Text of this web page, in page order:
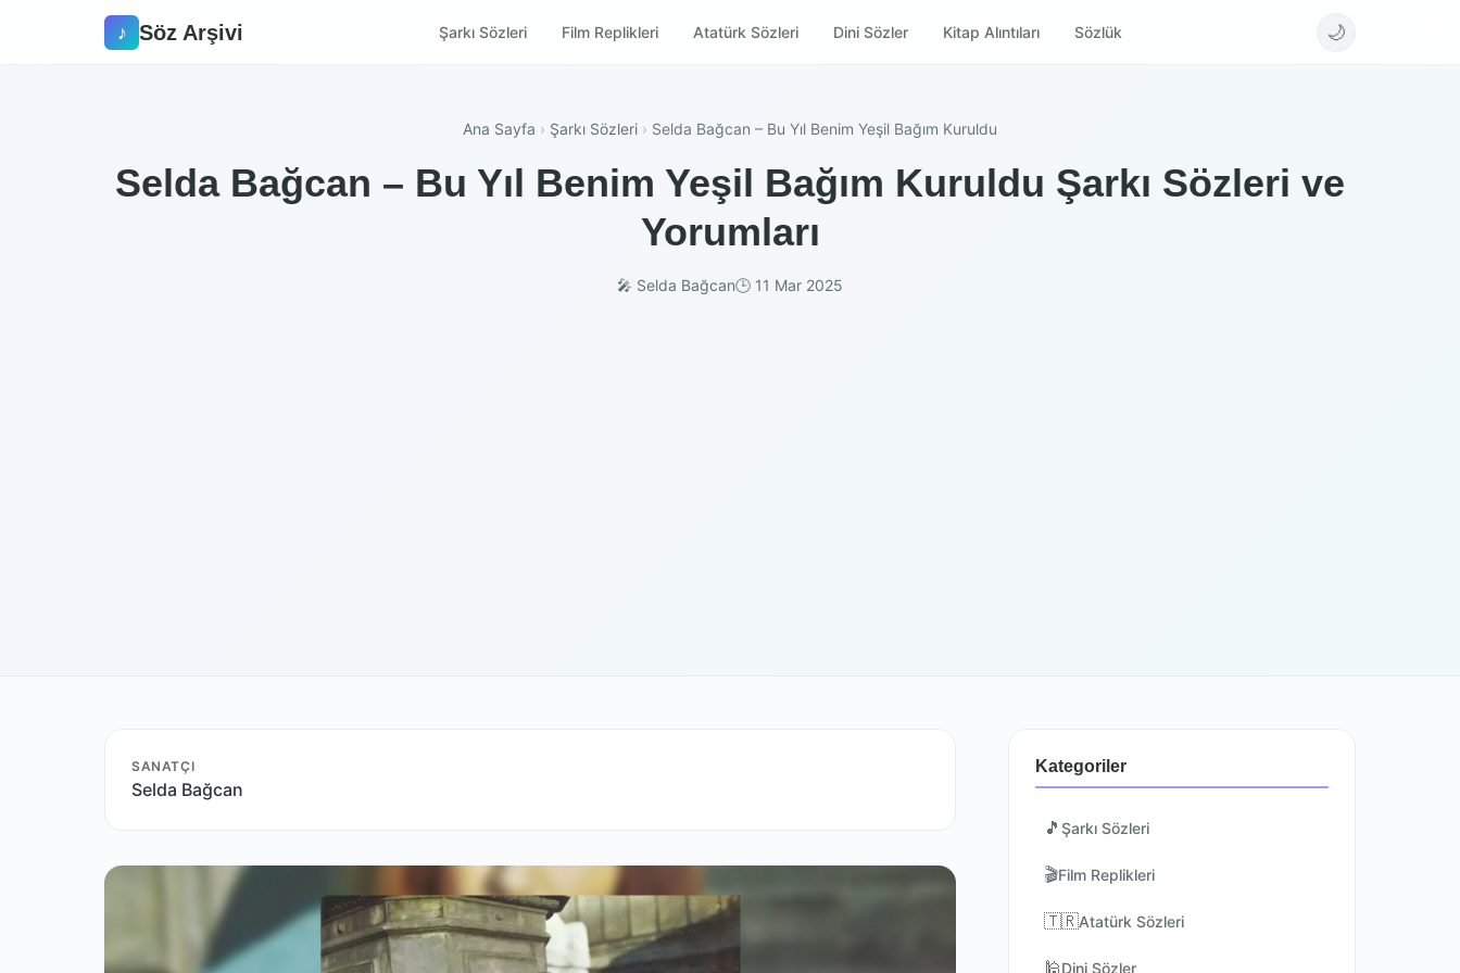
♪ Söz Arşivi Şarkı Sözleri Film Replikleri Atatürk Sözleri Dini Sözler Kitap Alıntıları Sözlük 🌙
Ana Sayfa › Şarkı Sözleri › Selda Bağcan – Bu Yıl Benim Yeşil Bağım Kuruldu
Selda Bağcan – Bu Yıl Benim Yeşil Bağım Kuruldu Şarkı Sözleri ve
Yorumları
🎤 Selda Bağcan🕒 11 Mar 2025
SANATÇI
Selda Bağcan
Kategoriler
🎵 Şarkı Sözleri
🎬Film Replikleri
🇹🇷Atatürk Sözleri
🕌Dini Sözler